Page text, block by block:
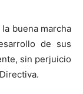
buena marcha
de sus
sin perjuicio